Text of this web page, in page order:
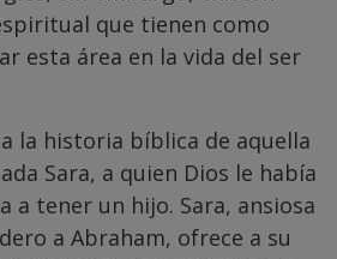
que tienen como
esta área en la vida del ser
la historia bíblica de aquella
Sara, a quien Dios le había
a tener un hijo. Sara, ansiosa
a Abraham, ofrece a su